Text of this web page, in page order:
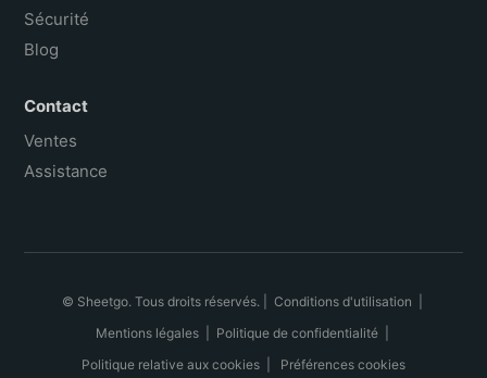
Sécurité
Blog
Contact
Ventes
Assistance
© Sheetgo. Tous droits réservés. | Conditions d'utilisation
Mentions légales| Politique de confidentialité|
Politique relative aux cookies
Préférences cookies